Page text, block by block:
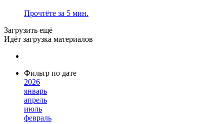
Прочтёте за 5 мин.
Загрузить ещё
Идёт загрузка материалов
Фильтр по дате
2026
январь
апрель
июль
февраль